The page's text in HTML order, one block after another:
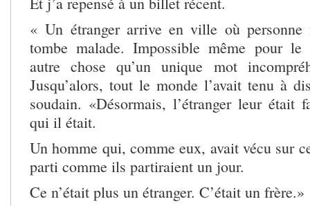
« Un étranger arrive en ville où
tombe malade. Impossible même pour le
autre chose qu’un unique mot
Jusqu’alors, tout le monde l’avait tenu à
soudain. «Désormais, l’étranger leur était
qui il était.
Un homme qui, comme eux, avait vécu sur
parti comme ils partiraient un jour.
Ce n’était plus un étranger. C’était un frère.»